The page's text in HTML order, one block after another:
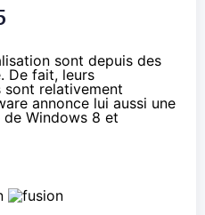
sont depuis des
De fait, leurs
relativement
annonce lui aussi une
Windows 8 et